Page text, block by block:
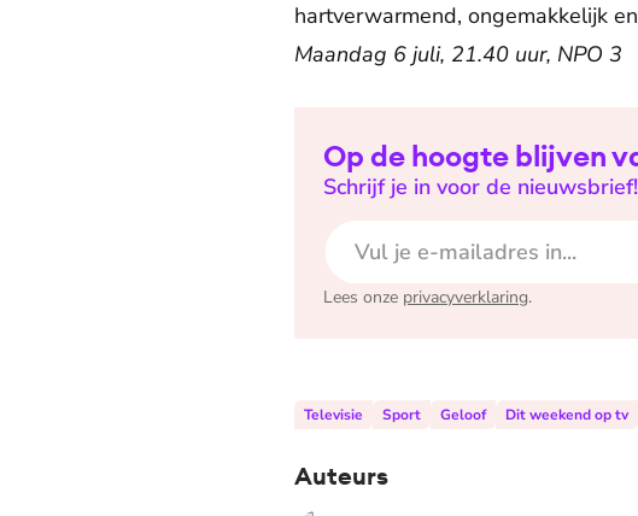
hartverwarmend, ongemakkelijk
Maandag 6 juli, 21.40 uur, NPO 3
Op de hoogte blijven
Schrijf je in voor de nieuwsbrief!
Lees onze privacyverklaring.
Televisie Sport Geloof Dit weekend op tv
Auteurs